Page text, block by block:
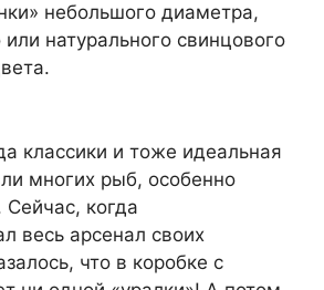
небольшого диаметра,
натурального свинцового
классики и тоже идеальная
многих рыб, особенно
Сейчас, когда
весь арсенал своих
что в коробке с